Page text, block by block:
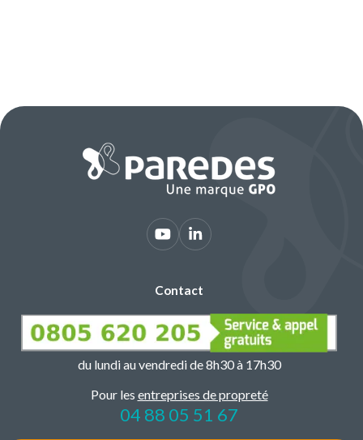
Contact
du lundi au vendredi de 8h30 à 17h30
Pour les entreprises de propreté
04 88 05 51 67